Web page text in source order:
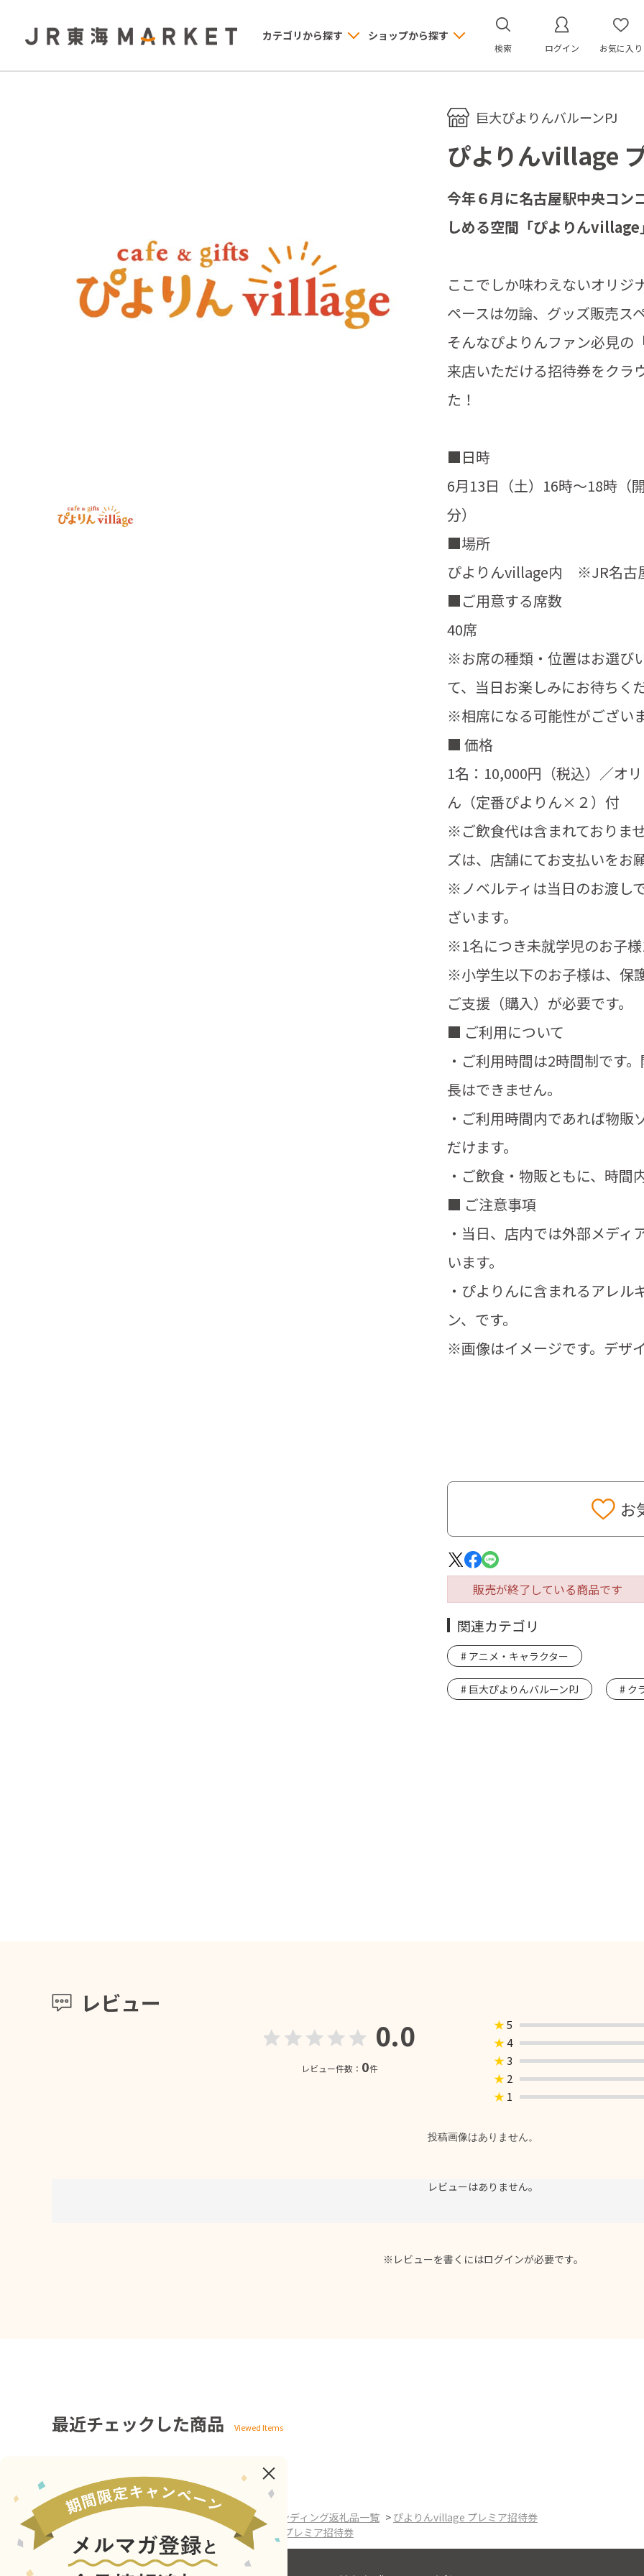
カテゴリから探す ショップから探す
検索 ログイン お気に入り
巨大ぴよりんバルーンPJ
ぴよりんvillage
販売が終了している商品です
お
今年６月に名古屋駅中央コン
しめる空間「ぴよりんvillage
ここでしか味わえないオリジ
ペースは勿論、グッズ販売ス
そんなぴよりんファン必見の
来店いただける招待券をクラ
た！
■日時
6月13日（土）16時～18時（
分）
■場所
ぴよりんvillage内 ※JR名古
■ご用意する席数
40席
※お席の種類・位置はお選び
て、当日お楽しみにお待ちく
※相席になる可能性がござい
■ 価格
1名：10,000円（税込）／オ
ん（定番ぴよりん×２）付
※ご飲食代は含まれておりま
ズは、店舗にてお支払いをお
※ノベルティは当日のお渡し
ざいます。
※1名につき未就学児のお子様
※小学生以下のお子様は、保
ご支援（購入）が必要です。
■ ご利用について
・ご利用時間は2時間制です
長はできません。
・ご利用時間内であれば物
だけます。
・ご飲食・物販ともに、時間
■ ご注意事項
・当日、店内では外部メデ
います。
・ぴよりんに含まれるアレ
ン、です。
※画像はイメージです。デザ
関連カテゴリ
アニメ・キャラクター
巨大ぴよりんバルーンPJ ク
レビュー
0.0
レビュー件数： 0件
★5
★4
★3
★ 2
★ 1
投稿画像はありません。
レビューはありません。
※レビューを書くにはログインが必要です。
最近チェックした商品
ホーム >巨大ぴよりんバルーンPJ > クラウドファンディング返礼品一覧 > ぴよりんvillage プレミア招待券
ホーム
アニメ・キャラクター ぴよりんvillage プレミア招待券